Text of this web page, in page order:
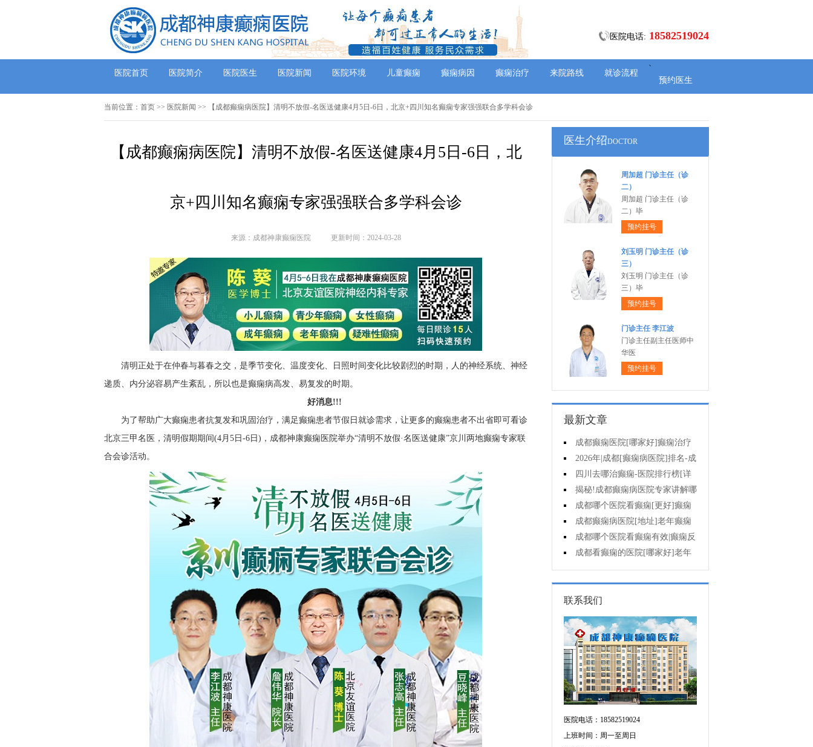
医院电话: 18582519024
医院首页 医院简介 医院医生 医院新闻 医院环境 儿童癫痫
、
癫痫病因 癫痫治疗 来院路线
就诊流程
预约医生
当前位置： 首页 >> 医院新闻 >> 【成都癫痫病医院】清明不放假-名医送健康4月5日-6日，北京+四川知名癫痫专家强强联合多学科会诊
【成都癫痫病医院】清明不放假-名医送健康4月5日-6日，北
京+四川知名癫痫专家强强联合多学科会诊
来源：成都神康癫痫医院 更新时间：2024-03-28
清明正处于在仲春与暮春之交，是季节变化、温度变化、日照时间变化比较剧烈的时期，人的神经系统、神经
递质、内分泌容易产生紊乱，所以也是癫痫病高发、易复发的时期。
好消息!!!
为了帮助广大癫痫患者抗复发和巩固治疗，满足癫痫患者节假日就诊需求，让更多的癫痫患者不出省即可看诊
北京三甲名医，清明假期期间(4月5日-6日)，成都神康癫痫医院举办“清明不放假·名医送健康”京川两地癫痫专家联
合会诊活动。
医生介绍DOCTOR
周加超 门诊主任（诊
二）
周加超 门诊主任（诊
二）毕
预约挂号
刘玉明 门诊主任（诊
三）
刘玉明 门诊主任（诊
三）毕
预约挂号
门诊主任 李江波
门诊主任副主任医师中
华医
预约挂号
最新文章
成都癫痫医院[哪家好]癫痫治疗
怎么治?
2026年|成都[癫痫病医院]排名-成
都哪有治疗癫痫好的医院?
四川去哪治癫痫-医院排行榜[详
细排名]孩子癫痫可以治疗吗?
揭秘!成都癫痫病医院专家讲解哪
种方法对儿童癫痫有效?
成都哪个医院看癫痫[更好]癫痫
停药要多长时间?
成都癫痫病医院[地址]老年癫痫
常见病因!
成都哪个医院看癫痫有效|癫痫反
复发作的原因是啥?
成都看癫痫的医院[哪家好]老年
癫痫用药要注意什么?
联系我们
医院电话：18582519024
上班时间：周一至周日